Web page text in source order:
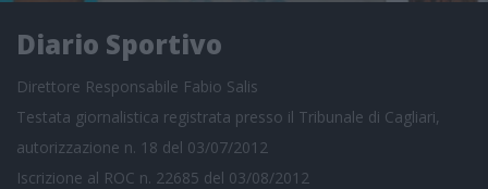
Diario Sportivo
Direttore Responsabile Fabio Salis
Testata giornalistica registrata presso il Tribunale di Cagliari,
autorizzazione n. 18 del 03/07/2012
Iscrizione al ROC n. 22685 del 03/08/2012